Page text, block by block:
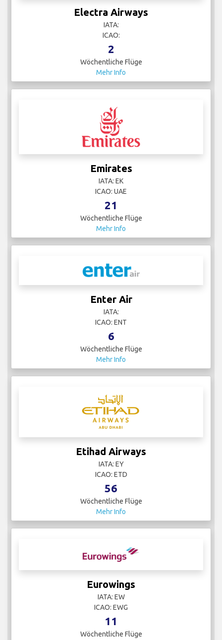
Electra Airways
IATA:
ICAO:
2
Wöchentliche Flüge
Mehr Info
Emirates
IATA: EK
ICAO: UAE
21
Wöchentliche Flüge
Mehr Info
Enter Air
IATA:
ICAO: ENT
6
Wöchentliche Flüge
Mehr Info
Etihad Airways
IATA: EY
ICAO: ETD
56
Wöchentliche Flüge
Mehr Info
Eurowings
IATA: EW
ICAO: EWG
11
Wöchentliche Flüge